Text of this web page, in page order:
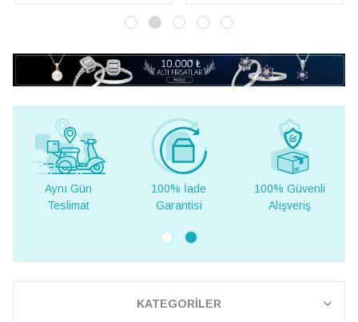
100% İade
Garantisi
100% Güvenli
Alışveriş
Yurt Dışına
Teslimat
KATEGORİLER